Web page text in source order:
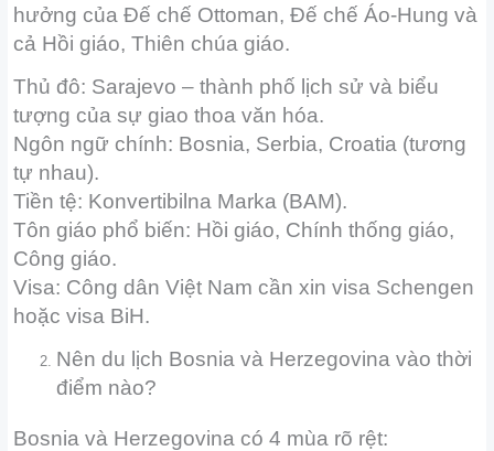
hưởng của Đế chế Ottoman, Đế chế Áo-Hung và
cả Hồi giáo, Thiên chúa giáo.
Thủ đô: Sarajevo – thành phố lịch sử và biểu
tượng của sự giao thoa văn hóa.
Ngôn ngữ chính: Bosnia, Serbia, Croatia (tương
tự nhau).
Tiền tệ: Konvertibilna Marka (BAM).
Tôn giáo phổ biến: Hồi giáo, Chính thống giáo,
Công giáo.
Visa: Công dân Việt Nam cần xin visa Schengen
hoặc visa BiH.
Nên du lịch Bosnia và Herzegovina vào thời
điểm nào?
Bosnia và Herzegovina có 4 mùa rõ rệt: